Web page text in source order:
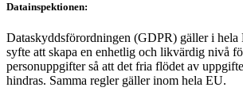
Datainspektionen:
Dataskyddsförordningen (GDPR) gäller i hela
syfte att skapa en enhetlig och likvärdig nivå
personuppgifter så att det fria flödet av
hindras. Samma regler gäller inom hela EU.